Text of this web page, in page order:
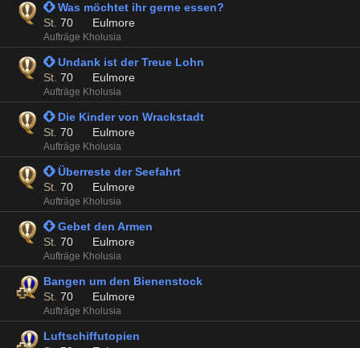
 Was möchtet ihr gerne essen?
St. 70 Eulmore
Aufträge Kholusia
 Undank ist der Treue Lohn
St. 70 Eulmore
Aufträge Kholusia
 Die Kinder von Wrackstadt
St. 70 Eulmore
Aufträge Kholusia
 Überreste der Seefahrt
St. 70 Eulmore
Aufträge Kholusia
 Gebet den Armen
St. 70 Eulmore
Aufträge Kholusia
Bangen um den Bienenstock
St. 70 Eulmore
Aufträge Kholusia
Luftschiffutopien